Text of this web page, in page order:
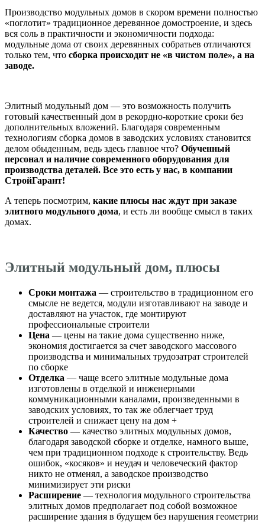
Производство модульных домов в скором времени полностью
«поглотит» традиционное деревянное домостроение, и здесь
вся соль в практичности и экономичности подхода:
модульные дома от своих деревянных собратьев отличаются
только тем, что сборка происходит не «в чистом поле», а на
заводе.
Элитный модульный дом — это возможность получить
готовый качественный дом в рекордно-короткие сроки без
дополнительных вложений. Благодаря современным
технологиям сборка домов в заводских условиях становится
делом обыденным, ведь здесь главное что? Обученный
персонал и наличие современного оборудования для
производства деталей. Все это есть у нас, в компании
СтройГарант!
А теперь посмотрим, какие плюсы нас ждут при заказе
элитного модульного дома, и есть ли вообще смысл в таких
домах.
Элитный модульный дом, плюсы
Сроки монтажа — строительство в традиционном его
смысле не ведется, модули изготавливают на заводе и
доставляют на участок, где монтируют
профессиональные строители
Цена — цены на такие дома существенно ниже,
экономия достигается за счет заводского массового
производства и минимальных трудозатрат строителей
по сборке
Отделка — чаще всего элитные модульные дома
изготовлены в отделкой и инженерными
коммуникационными каналами, произведенными в
заводских условиях, то так же облегчает труд
строителей и снижает цену на дом +
Качество — качество элитных модульных домов,
благодаря заводской сборке и отделке, намного выше,
чем при традиционном подходе к строительству. Ведь
ошибок, «косяков» и неудач и человеческий фактор
никто не отменял, а заводское производство
минимизирует эти риски
Расширение — технология модульного строительства
элитных домов предполагает под собой возможное
расширение здания в будущем без нарушения геометрии